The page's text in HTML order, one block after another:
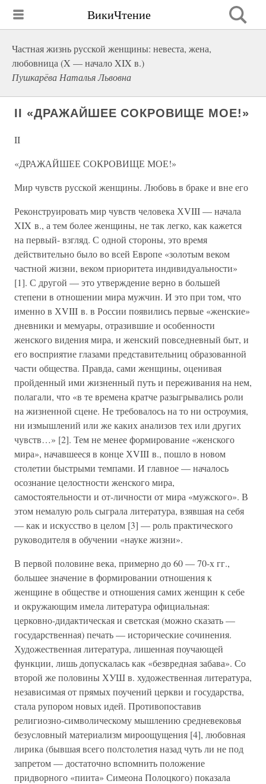
ВикиЧтение
Частная жизнь русской женщины: невеста, жена,
любовница (X — начало XIX в.)
Пушкарёва Наталья Львовна
II «ДРАЖАЙШЕЕ СОКРОВИЩЕ МОЕ!»
II
«ДРАЖАЙШЕЕ СОКРОВИЩЕ МОЕ!»
Мир чувств русской женщины. Любовь в браке и вне его
Реконструировать мир чувств человека ХVIII — начала
XIX в., а тем более женщины, не так легко, как кажется
на первый- взгляд. С одной стороны, это время
действительно было во всей Европе «золотым веком
частной жизни, веком приоритета индивидуальности»
[1]. С другой — это утверждение верно в большей
степени в отношении мира мужчин. И это при том, что
именно в ХVIII в. в России появились первые «женские»
дневники и мемуары, отразившие и особенности
женского видения мира, и женский повседневный быт, и
его восприятие глазами представительниц образованной
части общества. Правда, сами женщины, оценивая
пройденный ими жизненный путь и переживания на нем,
полагали, что «в те времена кратче разыгрывались роли
на жизненной сцене. Не требовалось на то ни остроумия,
ни измышлений или же каких анализов тех или других
чувств…» [2]. Тем не менее формирование «женского
мира», начавшееся в конце ХVIII в., пошло в новом
столетии быстрыми темпами. И главное — началось
осознание целостности женского мира,
самостоятельности и от-личности от мира «мужского». В
этом немалую роль сыграла литература, взявшая на себя
— как и искусство в целом [3] — роль практического
руководителя в обучении «науке жизни».
В первой половине века, примерно до 60 — 70-х гг.,
большее значение в формировании отношения к
женщине в обществе и отношения самих женщин к себе
и окружающим имела литература официальная:
церковно-дидактическая и светская (можно сказать —
государственная) печать — исторические сочинения.
Художественная литература, лишенная поучающей
функции, лишь допускалась как «безвредная забава». Со
второй же половины ХУШ в. художественная литература,
независимая от прямых поучений церкви и государства,
стала рупором новых идей. Противопоставив
религиозно-символическому мышлению средневековья
безусловный материализм мироощущения [4], любовная
лирика (бывшая всего полстолетия назад чуть ли не под
запретом — достаточно вспомнить положение
придворного «пиита» Симеона Полоцкого) показала